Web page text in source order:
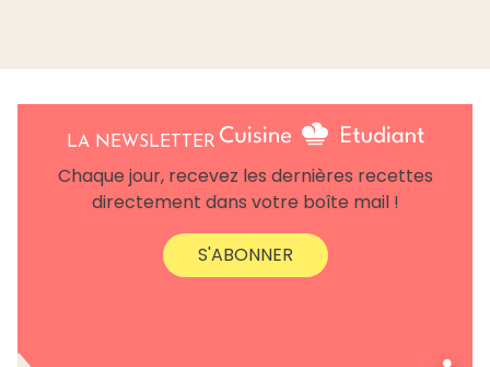
LA NEWSLETTER
Chaque jour, recevez les dernières recettes
directement dans votre boîte mail !
S'ABONNER